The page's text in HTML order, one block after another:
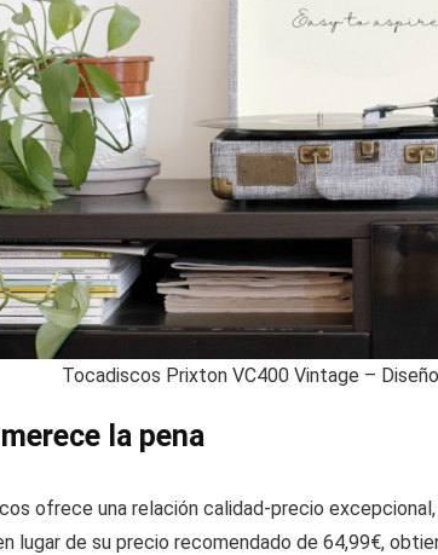
Tocadiscos Prixton VC400 Vintage –
la pena
ofrece una relación calidad-precio
lugar de su precio recomendado de 64,99€,